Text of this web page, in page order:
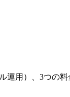
運用）、3つの